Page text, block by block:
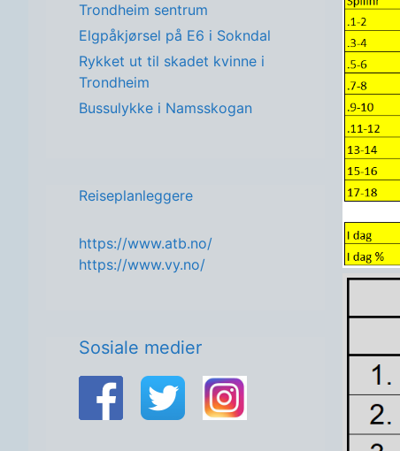
Trondheim sentrum
Elgpåkjørsel på E6 i Sokndal
Rykket ut til skadet kvinne i
Trondheim
Bussulykke i Namsskogan
Reiseplanleggere
https://www.atb.no/
https://www.vy.no/
Sosiale medier